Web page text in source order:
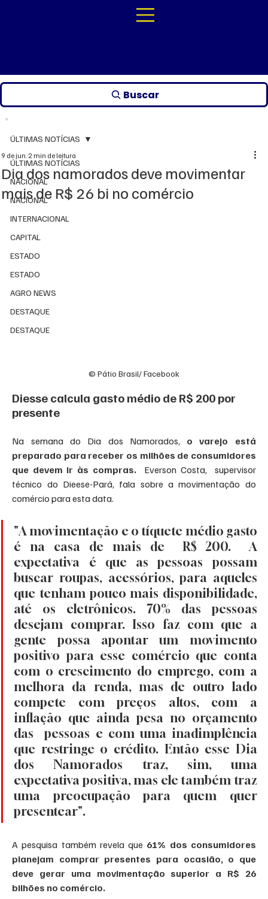
Buscar
ÚLTIMAS NOTÍCIAS
NACIONAL
NACIONAL
INTERNACIONAL
CAPITAL
ESTADO
ESTADO
AGRO NEWS
DESTAQUE
DESTAQUE
ÚLTIMAS NOTÍCIAS
Dia dos namorados deve movimentar
mais de R$ 26 bi no comércio
9 de jun.2 min de leitura
© Pátio Brasil/ Facebook
Diesse calcula gasto médio de R$ 200 por
presente
Na semana do Dia dos Namorados, o varejo está
preparado para receber os milhões de consumidores
que devem ir às compras. Everson Costa,  supervisor
técnico do Dieese-Pará, fala sobre a movimentação do
comércio para esta data.
"A movimentação e o tíquete médio gasto
é na casa de mais de  R$ 200.  A
expectativa é que as pessoas possam
buscar roupas, acessórios, para aqueles
que tenham pouco mais disponibilidade,
até os eletrônicos. 70% das pessoas
desejam comprar. Isso faz com que a
gente possa apontar um movimento
positivo para esse comércio que conta
com o crescimento do emprego, com a
melhora da renda, mas de outro lado
compete com preços altos, com a
inflação que ainda pesa no orçamento
das  pessoas e com uma inadimplência
que restringe o crédito. Então esse Dia
dos Namorados traz, sim, uma
expectativa positiva, mas ele também traz
uma preocupação para quem quer
presentear".
A pesquisa também revela que 61% dos consumidores
planejam comprar presentes para ocasião, o que
deve gerar uma movimentação superior a R$ 26
bilhões no comércio.